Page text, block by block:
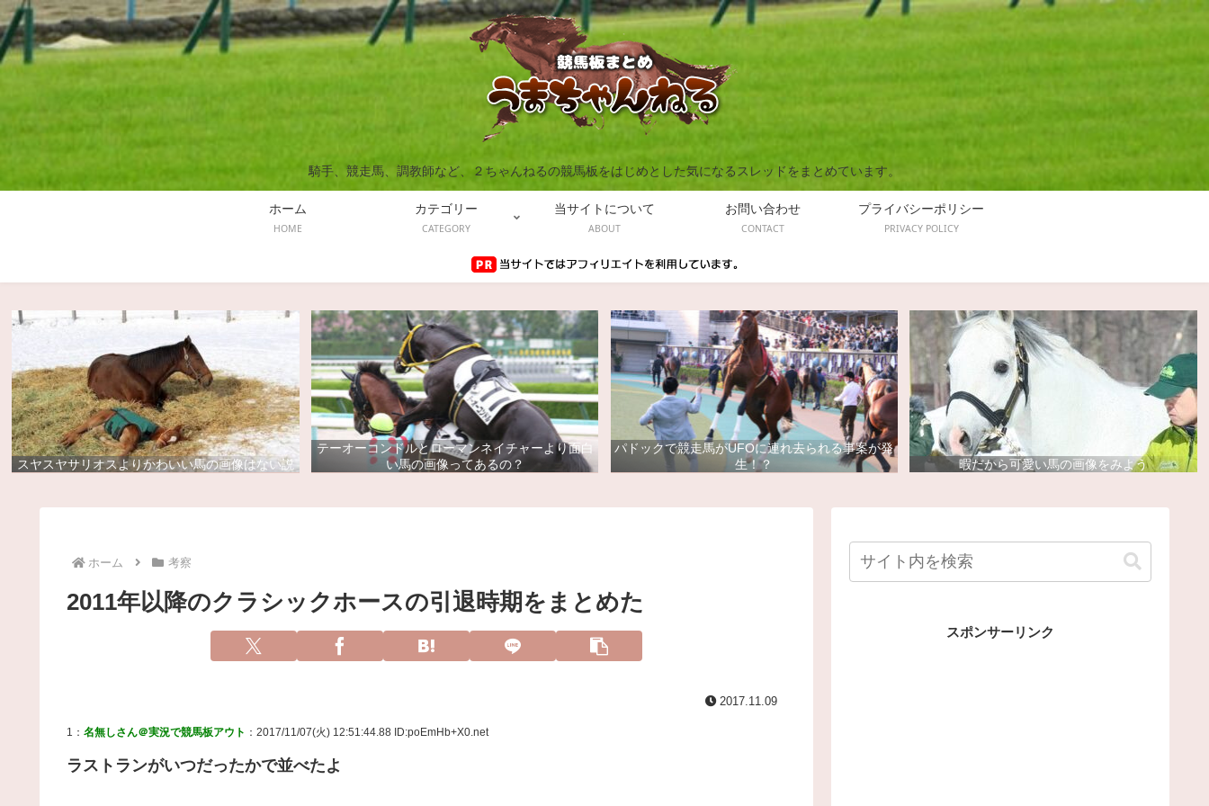
騎手、競走馬、調教師など、２ちゃんねるの競馬板をはじめとした気になるスレッドをまとめています。
ホーム
HOME
カテゴリー
CATEGORY
当サイトについて
ABOUT
お問い合わせ
CONTACT
プライバシーポリシー
PRIVACY POLICY
スヤスヤサリオスよりかわいい馬の画像はない説
テーオーコンドルとローマンネイチャーより面白
い馬の画像ってあるの？
パドックで競走馬がUFOに連れ去られる事案が発
生！？
暇だから可愛い馬の画像をみよう
ホーム 考察
2011年以降のクラシックホースの引退時期をまとめた
2017.11.09
1： 名無しさん＠実況で競馬板アウト ：2017/11/07(火) 12:51:44.88 ID:poEmHb+X0.net
ラストランがいつだったかで並べたよ
スポンサーリンク